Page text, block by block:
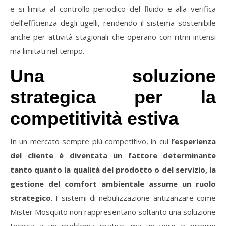
e si limita al controllo periodico del fluido e alla verifica
dell’efficienza degli ugelli, rendendo il sistema sostenibile
anche per attività stagionali che operano con ritmi intensi
ma limitati nel tempo.
Una soluzione
strategica per la
competitività estiva
In un mercato sempre più competitivo, in cui l’esperienza
del cliente è diventata un fattore determinante
tanto quanto la qualità del prodotto o del servizio, la
gestione del comfort ambientale assume un ruolo
strategico. I sistemi di nebulizzazione antizanzare come
Mister Mosquito non rappresentano soltanto una soluzione